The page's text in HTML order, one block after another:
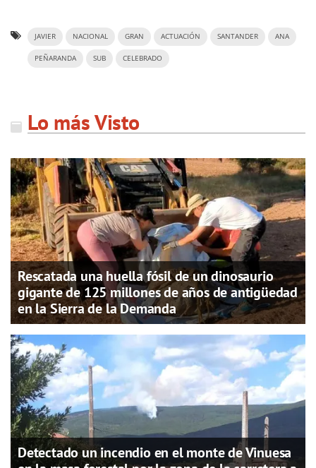
JAVIER NACIONAL GRAN ACTUACIÓN SANTANDER ANA
PEÑARANDA SUB CELEBRADO
Lo más Visto
Rescatada una huella fósil de un dinosaurio
gigante de 125 millones de años de antigüedad
en la Sierra de la Demanda
Detectado un incendio en el monte de Vinuesa